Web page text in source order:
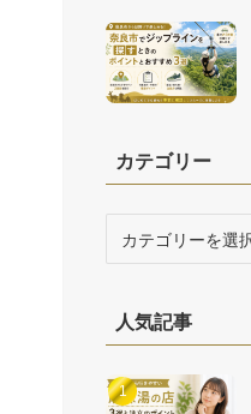
カテゴリー
ー人気記事